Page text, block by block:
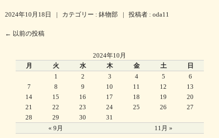
2024年10月18日 | カテゴリー : 鉢物部 | 投稿者 : oda11
← 以前の投稿
2024年10月
月
火 水 木 金 土 日
« 9月 11月 »
1 2 3 4 5
6
7
8 9 10 11 12
13
14
15 16 17 18 19
20
21
22 23 24 25 26
27
28
29 30 31